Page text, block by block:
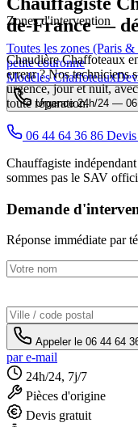
Zones d'intervention
Toutes les zones (Paris
petite couronne
Modèles Chaffoteaux
Urgence 24h/24 —
de-France —
Chaudière Chaffoteaux
erreur ? Nos techniciens
urgence, jour et nuit,
toute réparation.
06 44 64 36 86
Chauffagiste
sommes pas le SAV
Demande
Réponse immédiate par
Appeler le 06 44 64
par e-mail
24h/24, 7j/7
Pièces d'origine
Devis gratuit